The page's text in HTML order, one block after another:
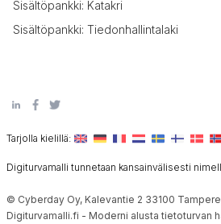
Sisältöpankki: Katakri
Sisältöpankki: Tiedonhallintalaki
Tarjolla kielillä:
Digiturvamalli tunnetaan kansainvälisesti
© Cyberday Oy, Kalevantie 2 33100
Digiturvamalli.fi - Moderni alusta tietoturvan